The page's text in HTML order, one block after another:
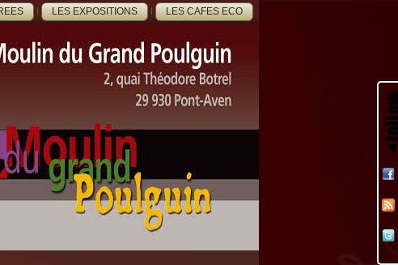
LES EXPOSITIONS LES CAFES ECO